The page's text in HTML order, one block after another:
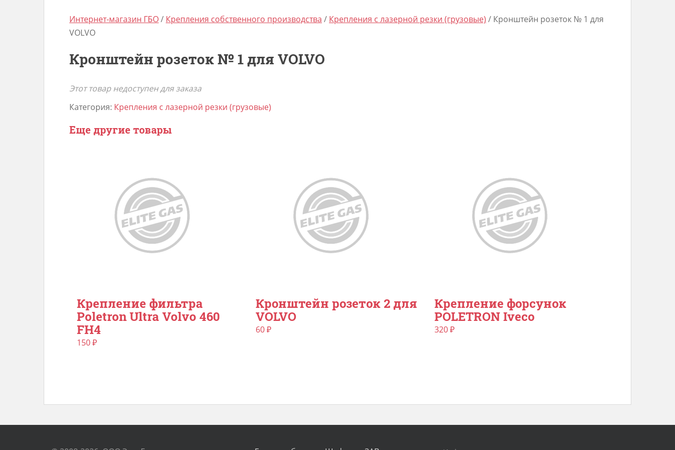
Интернет-магазин ГБО/ Крепления собственного производства / Крепления с лазерной резки (грузовые) / Кронштейн розеток № 1 для
VOLVO
Кронштейн розеток № 1 для VOLVO
Этот товар недоступен для заказа
Категория: Крепления с лазерной резки (грузовые)
Еще другие товары
Крепление фильтра
Poletron Ultra Volvo 460
FH4
150₽
Кронштейн розеток 2 для
VOLVO
60₽
Крепление форсунок
POLETRON Iveco
320₽